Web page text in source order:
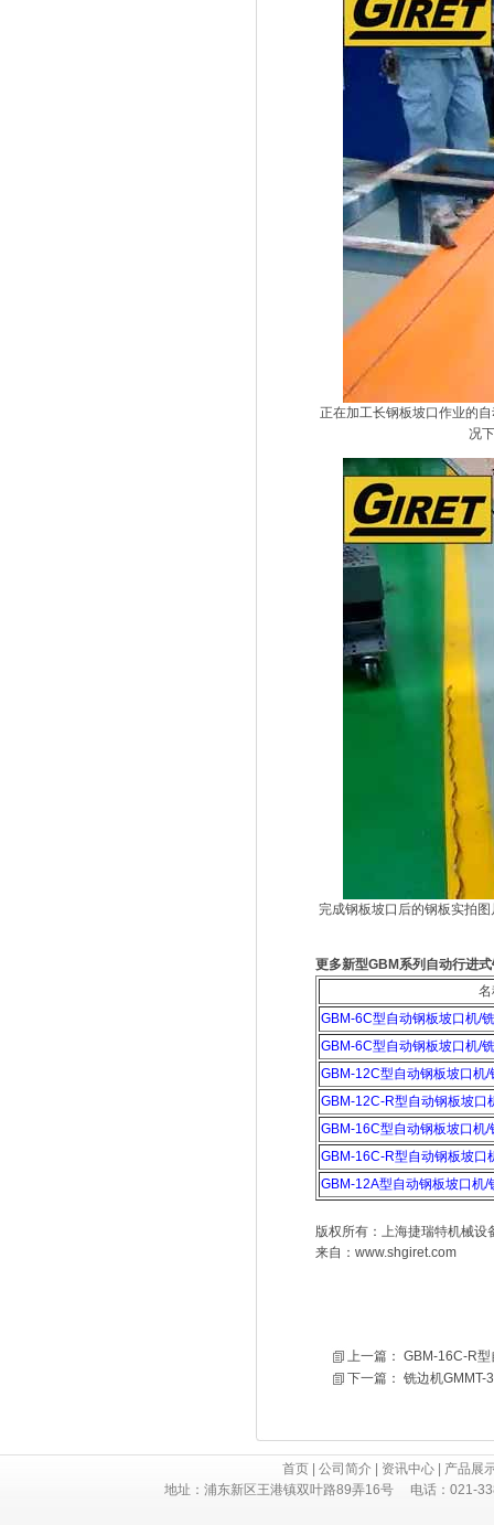
正在加工长钢板坡口作业的
况
完成钢板坡口后的钢板实拍
更多新型GBM系列自动行进
名
GBM-6C型自动钢板坡口机/
GBM-6C型自动钢板坡口机/
GBM-12C型自动钢板坡口机/
GBM-12C-R型自动钢板坡口
GBM-16C型自动钢板坡口机/
GBM-16C-R型自动钢板坡口
GBM-12A型自动钢板坡口机/
版权所有：上海捷瑞特机械
来自： www.shgiret.com
上一篇： GBM-16C-R型
下一篇： 铣边机GMMT-
首页 公司简介 资讯中心
产品展
地址：浦东新区王港镇双叶路89弄16号 电话：